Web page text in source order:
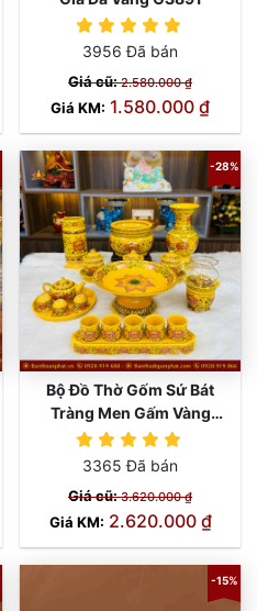
3956 Đã bán
Giá cũ:2.580.000 ₫
Giá KM: 1.580.000 ₫
-28%
Bộ Đồ Thờ Gốm Sứ Bát
Tràng Men Gấm Vàng
GS892
3365 Đã bán
Giá cũ:3.620.000 ₫
Giá KM: 2.620.000 ₫
-15%